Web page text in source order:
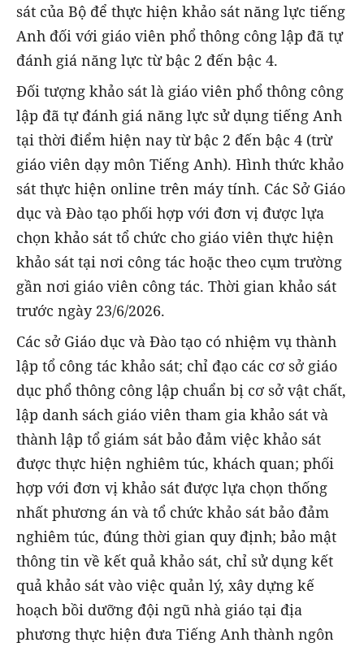
sát của Bộ để thực hiện khảo sát năng lực tiếng
Anh đối với giáo viên phổ thông công lập đã tự
đánh giá năng lực từ bậc 2 đến bậc 4.
Đối tượng khảo sát là giáo viên phổ thông công
lập đã tự đánh giá năng lực sử dụng tiếng Anh
tại thời điểm hiện nay từ bậc 2 đến bậc 4 (trừ
giáo viên dạy môn Tiếng Anh). Hình thức khảo
sát thực hiện online trên máy tính. Các Sở Giáo
dục và Đào tạo phối hợp với đơn vị được lựa
chọn khảo sát tổ chức cho giáo viên thực hiện
khảo sát tại nơi công tác hoặc theo cụm trường
gần nơi giáo viên công tác. Thời gian khảo sát
trước ngày 23/6/2026.
Các sở Giáo dục và Đào tạo có nhiệm vụ thành
lập tổ công tác khảo sát; chỉ đạo các cơ sở giáo
dục phổ thông công lập chuẩn bị cơ sở vật chất,
lập danh sách giáo viên tham gia khảo sát và
thành lập tổ giám sát bảo đảm việc khảo sát
được thực hiện nghiêm túc, khách quan; phối
hợp với đơn vị khảo sát được lựa chọn thống
nhất phương án và tổ chức khảo sát bảo đảm
nghiêm túc, đúng thời gian quy định; bảo mật
thông tin về kết quả khảo sát, chỉ sử dụng kết
quả khảo sát vào việc quản lý, xây dựng kế
hoạch bồi dưỡng đội ngũ nhà giáo tại địa
phương thực hiện đưa Tiếng Anh thành ngôn